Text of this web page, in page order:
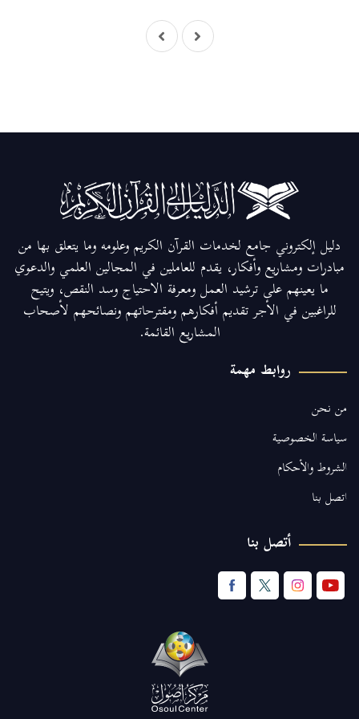
دليل إلكتروني جامع لخدمات القرآن الكريم وعلومه وما يتعلق بها من
مبادرات ومشاريع وأفكار، يقدم للعاملين في المجالين العلمي والدعوي
ما يعينهم على ترشيد العمل ومعرفة الاحتياج وسد النقص، ويتيح
للراغبين في الأجر تقديم أفكارهم ومقترحاتهم ونصائحهم لأصحاب
المشاريع القائمة.
روابط مهمة
من نحن
سياسة الخصوصية
الشروط والأحكام
اتصل بنا
أتصل بنا